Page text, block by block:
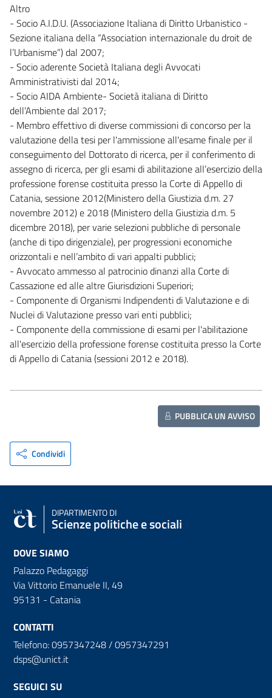
Altro
- Socio A.I.D.U. (Associazione Italiana di Diritto Urbanistico -
Sezione italiana della “Association internazionale du droit de
l’Urbanisme”) dal 2007;
- Socio aderente Società Italiana degli Avvocati
Amministrativisti dal 2014;
- Socio AIDA Ambiente- Società italiana di Diritto
dell’Ambiente dal 2017;
- Membro effettivo di diverse commissioni di concorso per la
valutazione della tesi per l'ammissione all'esame finale per il
conseguimento del Dottorato di ricerca, per il conferimento di
assegno di ricerca, per gli esami di abilitazione all’esercizio della
professione forense costituita presso la Corte di Appello di
Catania, sessione 2012(Ministero della Giustizia d.m. 27
novembre 2012) e 2018 (Ministero della Giustizia d.m. 5
dicembre 2018), per varie selezioni pubbliche di personale
(anche di tipo dirigenziale), per progressioni economiche
orizzontali e nell’ambito di vari appalti pubblici;
- Avvocato ammesso al patrocinio dinanzi alla Corte di
Cassazione ed alle altre Giurisdizioni Superiori;
- Componente di Organismi Indipendenti di Valutazione e di
Nuclei di Valutazione presso vari enti pubblici;
- Componente della commissione di esami per l'abilitazione
all'esercizio della professione forense costituita presso la Corte
di Appello di Catania (sessioni 2012 e 2018).
PUBBLICA UN AVVISO
Condividi
DIPARTIMENTO DI
Scienze politiche e sociali
DOVE SIAMO
Palazzo Pedagaggi
Via Vittorio Emanuele II, 49
95131 - Catania
CONTATTI
Telefono: 0957347248 / 0957347291
dsps@unict.it
SEGUICI SU